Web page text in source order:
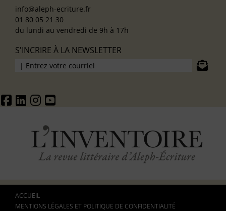
info@aleph-ecriture.fr
01 80 05 21 30
du lundi au vendredi de 9h à 17h
S'INCRIRE À LA NEWSLETTER
ACCUEIL
MENTIONS LÉGALES ET POLITIQUE DE CONFIDENTIALITÉ